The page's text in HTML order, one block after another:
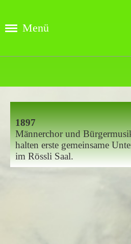
Menü
1897
Männerchor und
halten erste gemeinsame
im Rössli Saal.